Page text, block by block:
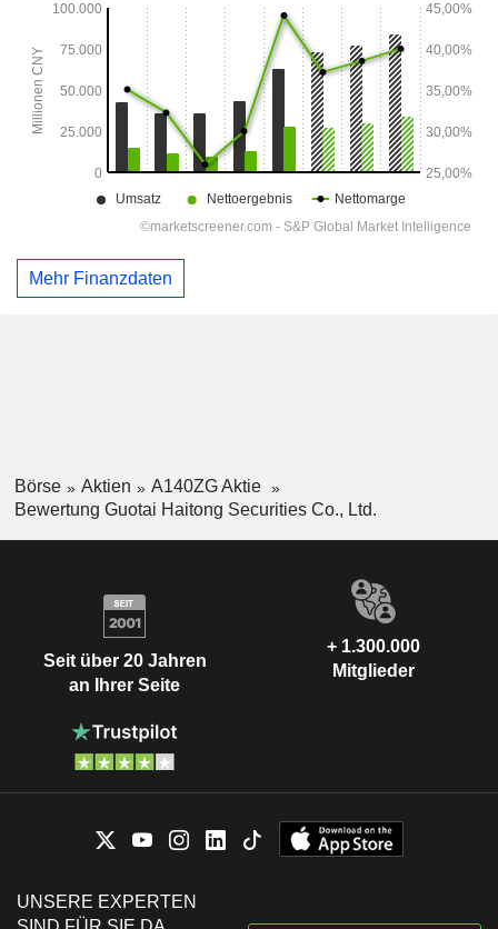
Mehr Finanzdaten
Börse Aktien
A140ZG Aktie
Bewertung Guotai Haitong Securities Co., Ltd.
Seit über 20 Jahren
an Ihrer Seite
+ 1.300.000
Mitglieder
UNSERE EXPERTEN